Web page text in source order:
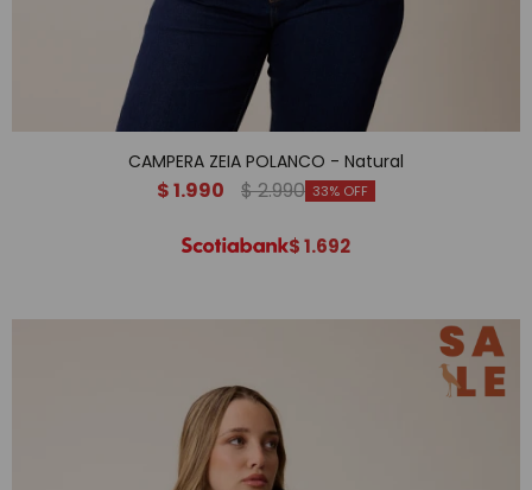
CAMPERA ZEIA POLANCO - Natural
$1.990 $2.990 33
$1.692